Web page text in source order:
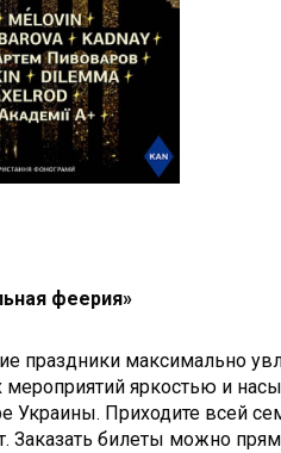
феерия»
праздники максимально
яркостью и
Украины. Приходите всей
Заказать билеты можно